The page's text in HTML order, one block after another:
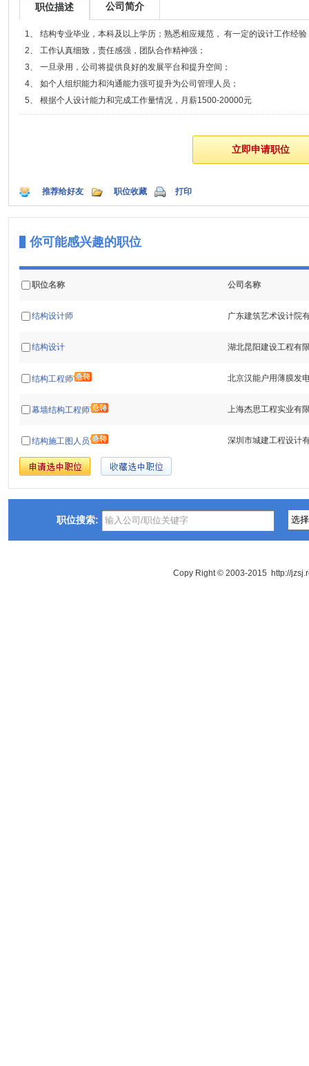
职位描述 公司简介
1、 结构专业毕业，本科及以上学历；熟悉相应规范， 有一定的设计工作经验
2、 工作认真细致，责任感强，团队合作精神强；
3、 一旦录用，公司将提供良好的发展平台和提升空间；
4、 如个人组织能力和沟通能力强可提升为公司管理人员；
5、 根据个人设计能力和完成工作量情况，月薪1500-20000元
推荐给好友 职位收藏 打印
你可能感兴趣的职位
职位名称 公司名称
结构设计师 广东建筑艺术设计院
结构设计 湖北昆阳建设工程有
结构工程师 北京汉能户用薄膜发
幕墙结构工程师 上海杰思工程实业有
结构施工图人员 深圳市城建工程设计
职位搜索:
Copy Right © 2003-2015 http://